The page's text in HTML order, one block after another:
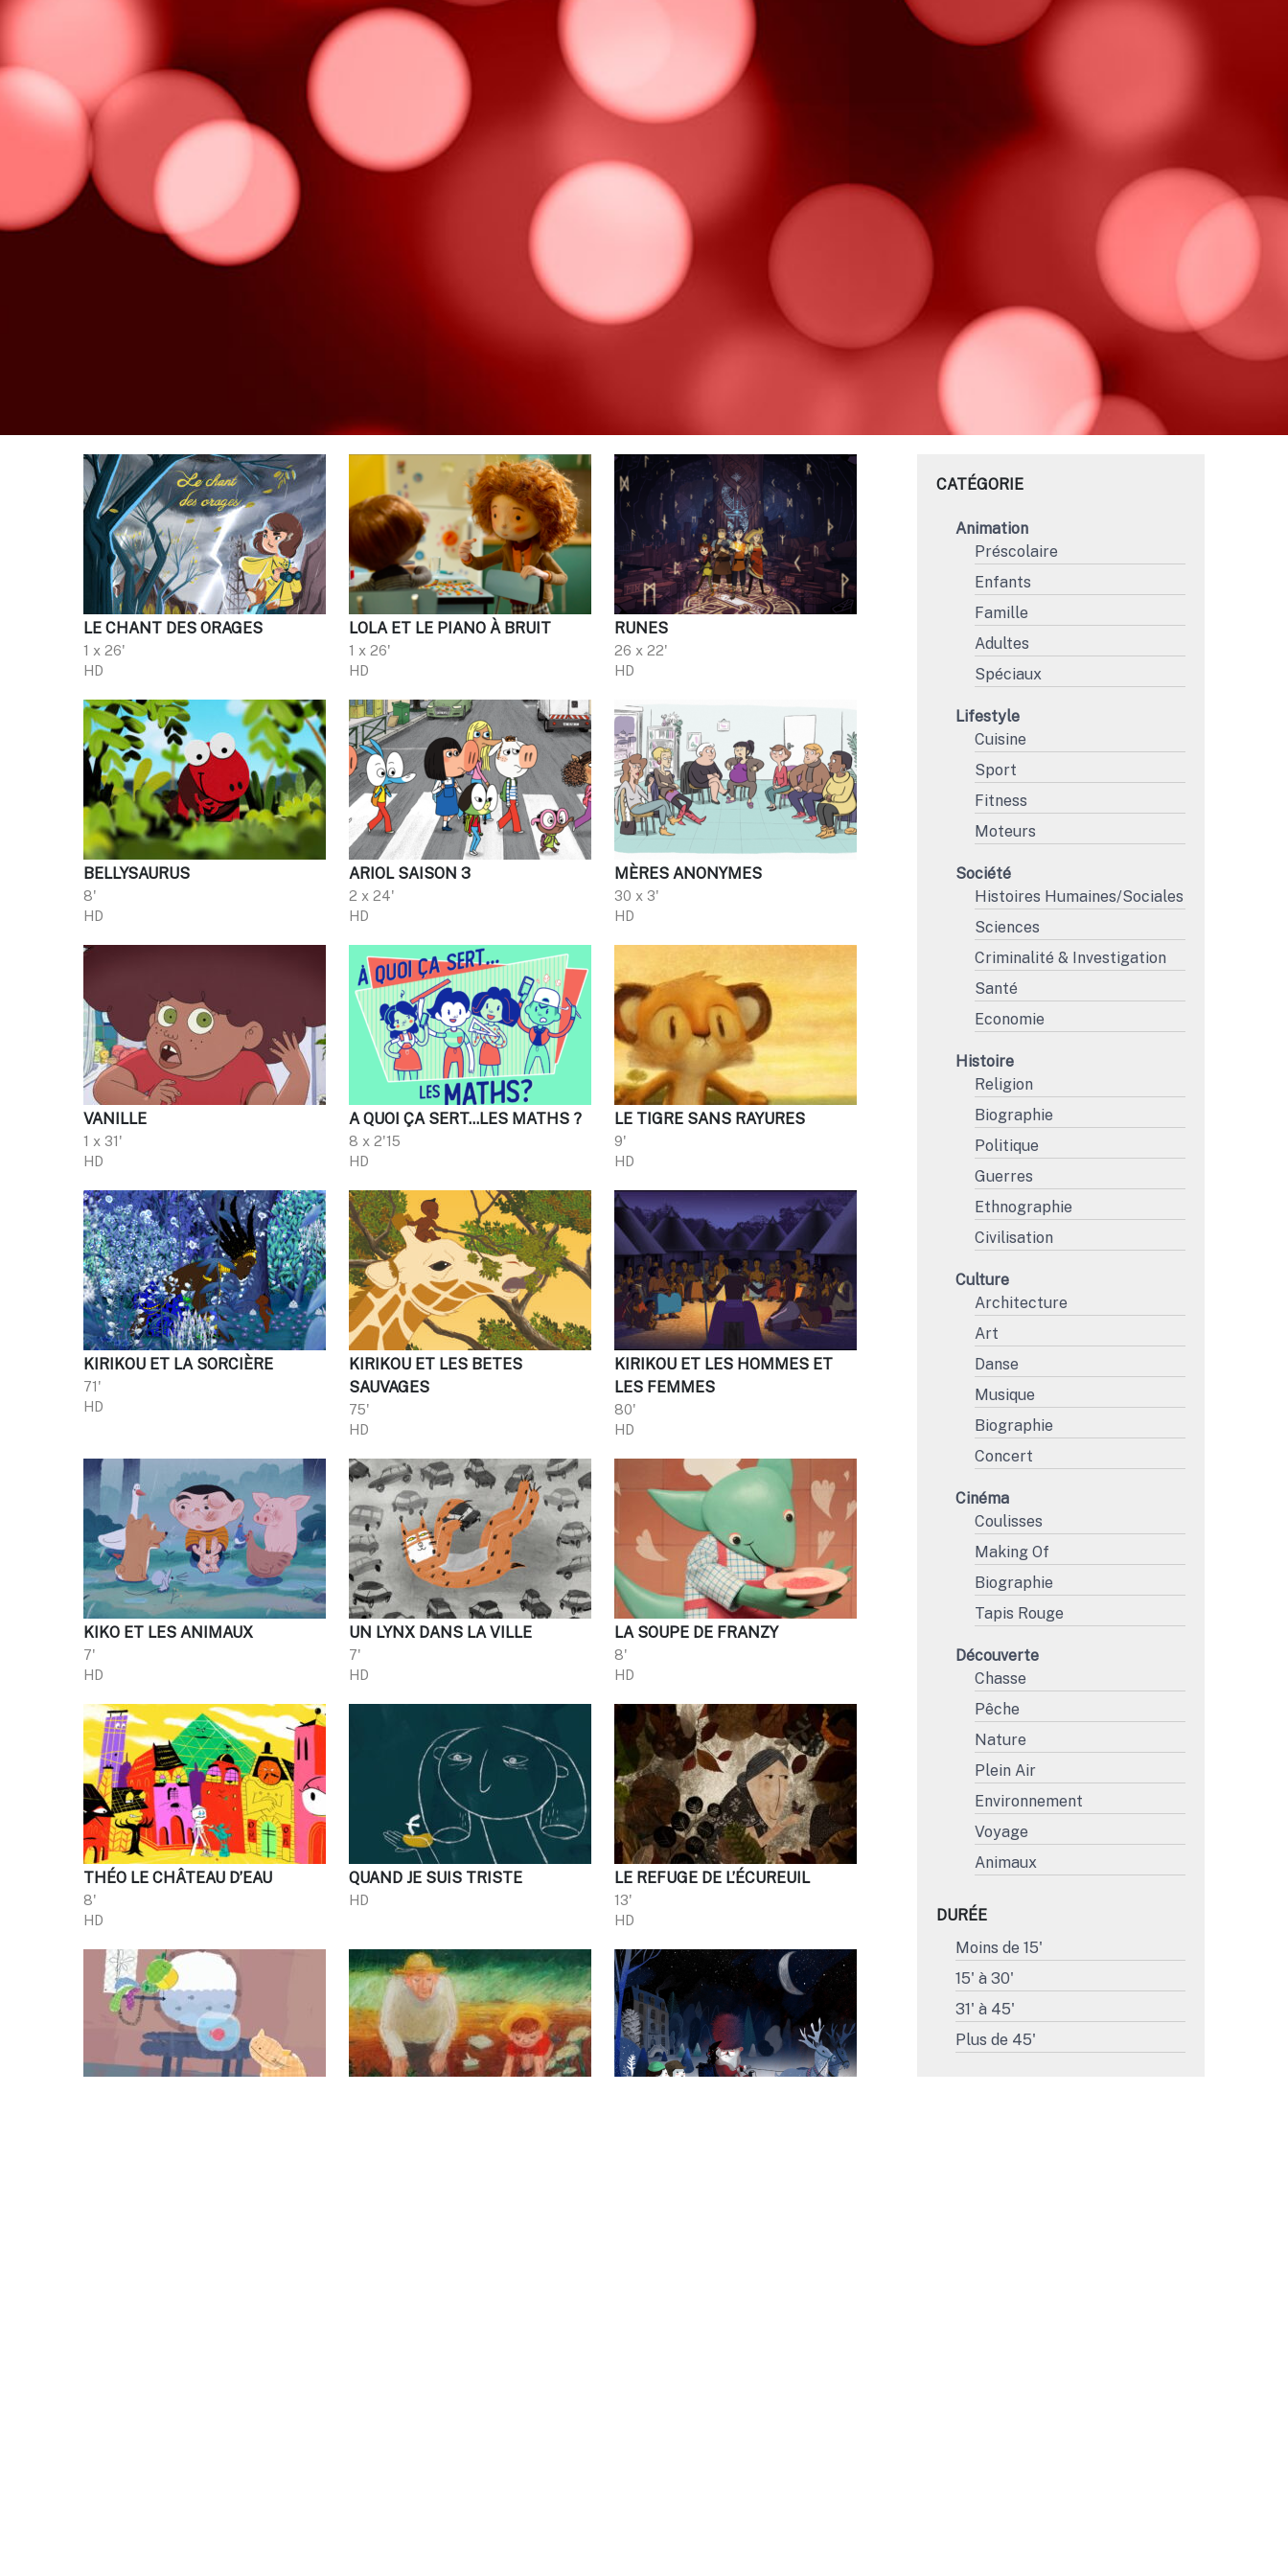
LE CHANT DES ORAGES
1 x 26'
HD
LOLA ET LE PIANO À BRUIT
1 x 26'
HD
RUNES
26 x 22'
HD
BELLYSAURUS
8'
HD
ARIOL SAISON 3
2 x 24'
HD
MÈRES ANONYMES
30 x 3'
HD
VANILLE
1 x 31'
HD
A QUOI ÇA SERT…LES MATHS ?
8 x 2'15
HD
LE TIGRE SANS RAYURES
9'
HD
KIRIKOU ET LA SORCIÈRE
71'
HD
KIRIKOU ET LES BETES
SAUVAGES
75'
HD
KIRIKOU ET LES HOMMES ET
LES FEMMES
80'
HD
KIKO ET LES ANIMAUX
7'
HD
UN LYNX DANS LA VILLE
7'
HD
LA SOUPE DE FRANZY
8'
HD
THÉO LE CHÂTEAU D’EAU
8'
HD
QUAND JE SUIS TRISTE
HD
LE REFUGE DE L’ÉCUREUIL
13'
HD
CATÉGORIE
Animation
Préscolaire
Enfants
Famille
Adultes
Spéciaux
Lifestyle
Cuisine
Sport
Fitness
Moteurs
Société
Histoires Humaines/Sociales
Sciences
Criminalité & Investigation
Santé
Economie
Histoire
Religion
Biographie
Politique
Guerres
Ethnographie
Civilisation
Culture
Architecture
Art
Danse
Musique
Biographie
Concert
Cinéma
Coulisses
Making Of
Biographie
Tapis Rouge
Découverte
Chasse
Pêche
Nature
Plein Air
Environnement
Voyage
Animaux
DURÉE
Moins de 15'
15' à 30'
31' à 45'
Plus de 45'